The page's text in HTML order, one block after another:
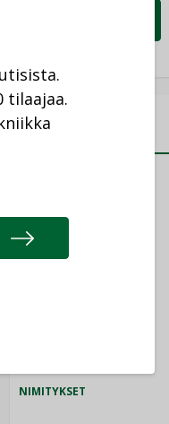
NIMITYKSET
Refair
NIMITYKSET
tilaajaa.